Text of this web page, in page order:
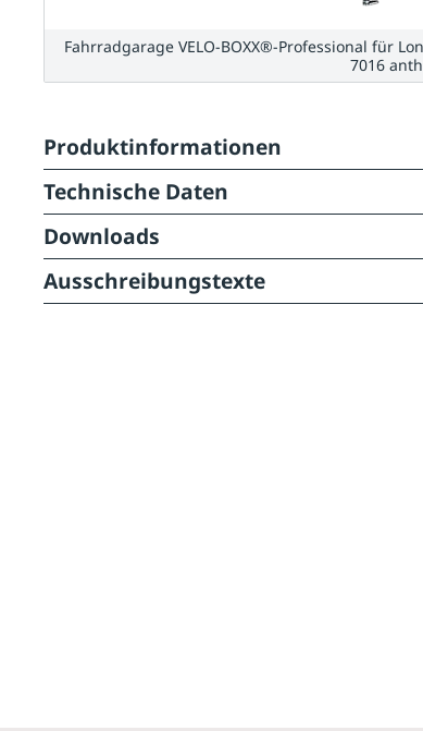
Fahrradgarage VELO-BOXX®-Professional für
7016
Produktinformationen
Technische Daten
Downloads
Ausschreibungstexte